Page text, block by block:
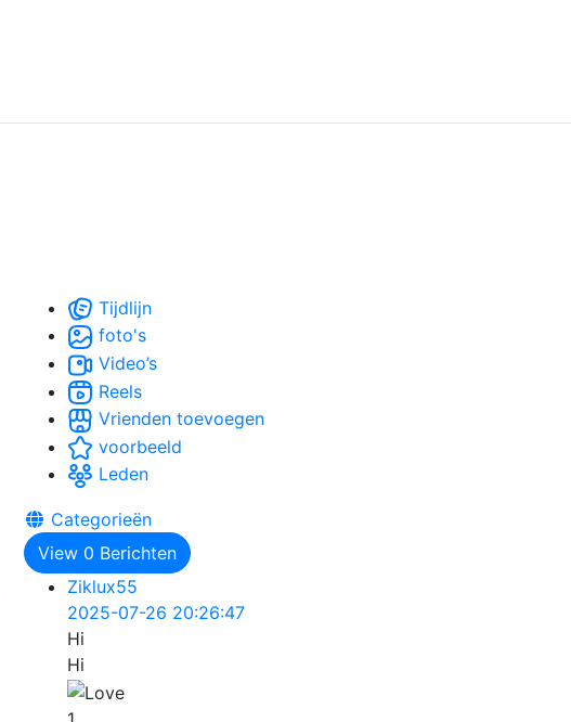
Tijdlijn
foto's
Video’s
Reels
Vrienden toevoegen
voorbeeld
Leden
Categorieën
View 0 Berichten
Ziklux55
2025-07-26 20:26:47
Hi
Hi